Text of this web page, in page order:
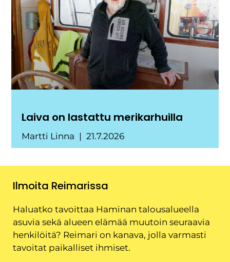
Laiva on lastattu merikarhuilla
Martti Linna 21.7.2026
Ilmoita Reimarissa
Haluatko tavoittaa Haminan talousalueella
asuvia sekä alueen elämää muutoin seuraavia
henkilöitä? Reimari on kanava, jolla varmasti
tavoitat paikalliset ihmiset.